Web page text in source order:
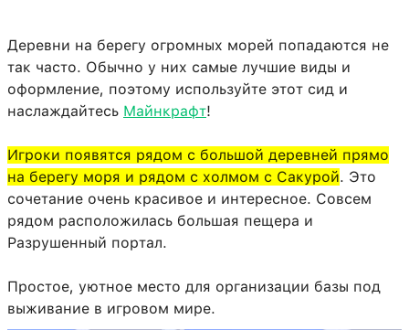
Деревни на берегу огромных морей попадаются не
так часто. Обычно у них самые лучшие виды и
оформление, поэтому используйте этот сид и
наслаждайтесь Майнкрафт!
Игроки появятся рядом с большой деревней прямо
на берегу моря и рядом с холмом с Сакурой. Это
сочетание очень красивое и интересное. Совсем
рядом расположилась большая пещера и
Разрушенный портал.
Простое, уютное место для организации базы под
выживание в игровом мире.